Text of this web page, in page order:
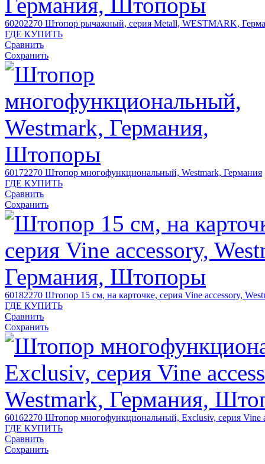
60202270 Штопор рычажный, серия Metall, WESTMARK,
ГДЕ КУПИТЬ
Сравнить
Сохранить
60172270 Штопор многофункциональный, Westmark, Германия
ГДЕ КУПИТЬ
Сравнить
Сохранить
60182270 Штопор 15 см, на карточке, серия Vine accessory,
ГДЕ КУПИТЬ
Сравнить
Сохранить
60162270 Штопор многофункциональный, Exclusiv, серия Vine
ГДЕ КУПИТЬ
Сравнить
Сохранить